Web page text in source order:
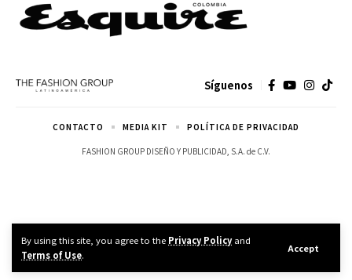
By using this site, you agree to the Privacy Policyand
Terms of Use.
Accept
Síguenos
FASHION GROUP DISEÑO Y PUBLICIDAD, S.A. de C.V.
CONTACTO MEDIA KIT POLÍTICA DE PRIVACIDAD